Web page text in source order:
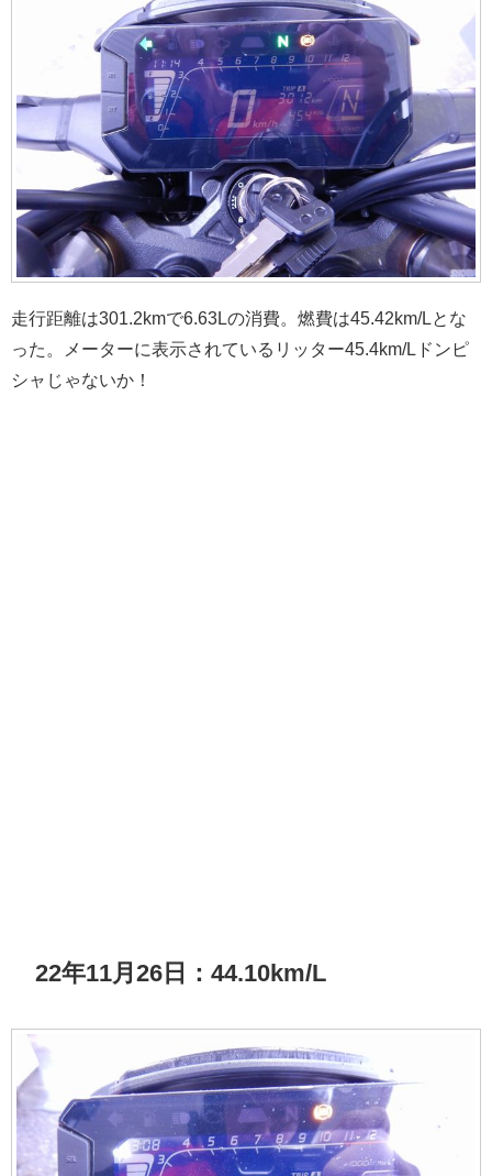
走行距離は301.2kmで6.63Lの消費。燃費は45.42km/Lとな
った。メーターに表示されているリッター45.4km/Lドンピ
シャじゃないか！
22年11月26日：44.10km/L